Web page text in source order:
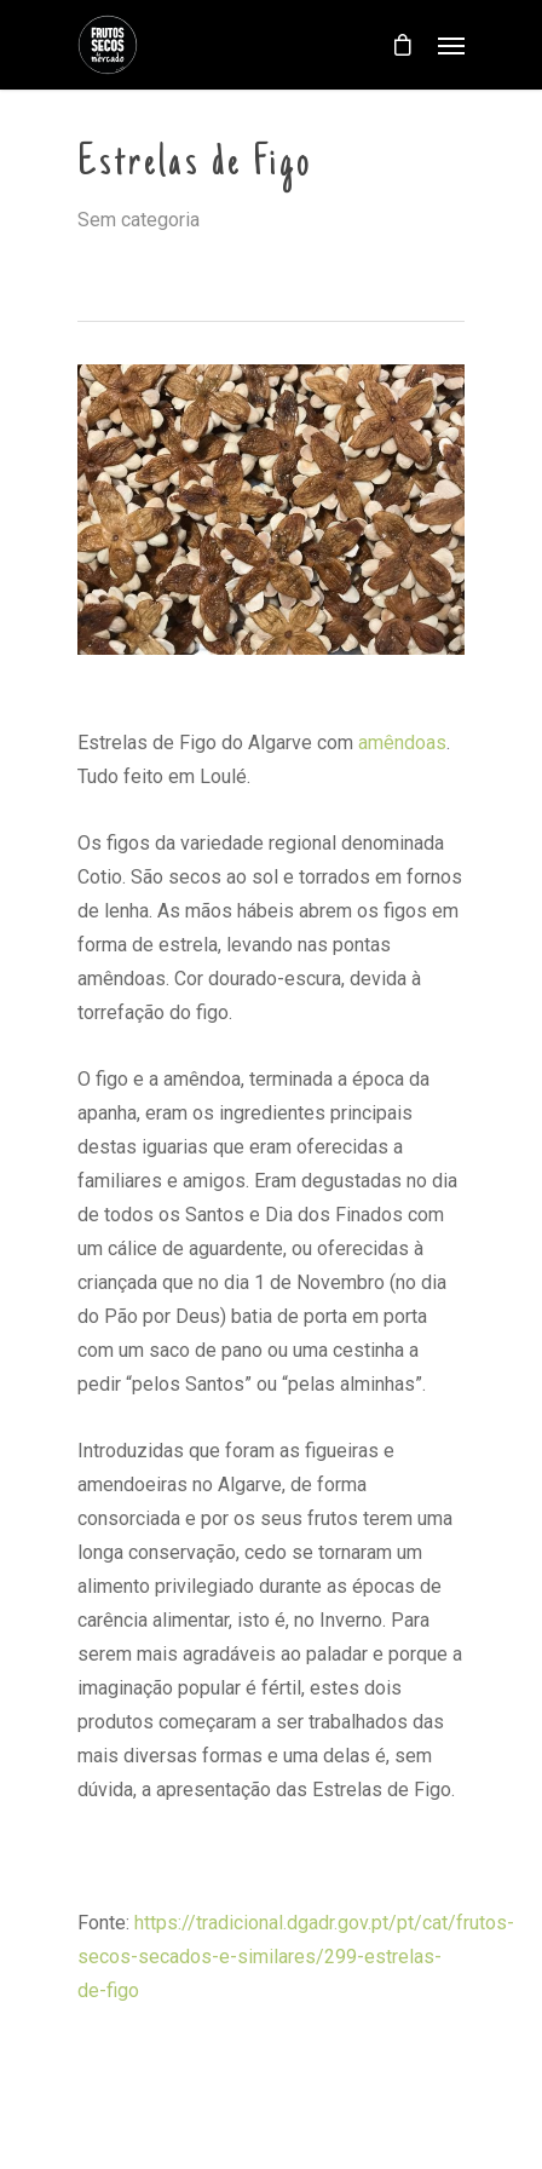
Estrelas de Figo
Sem categoria
Estrelas de Figo do Algarve com amêndoas.
Tudo feito em Loulé.
Os figos da variedade regional denominada
Cotio. São secos ao sol e torrados em fornos
de lenha. As mãos hábeis abrem os figos em
forma de estrela, levando nas pontas
amêndoas. Cor dourado-escura, devida à
torrefação do figo.
O figo e a amêndoa, terminada a época da
apanha, eram os ingredientes principais
destas iguarias que eram oferecidas a
familiares e amigos. Eram degustadas no dia
de todos os Santos e Dia dos Finados com
um cálice de aguardente, ou oferecidas à
criançada que no dia 1 de Novembro (no dia
do Pão por Deus) batia de porta em porta
com um saco de pano ou uma cestinha a
pedir “pelos Santos” ou “pelas alminhas”.
Introduzidas que foram as figueiras e
amendoeiras no Algarve, de forma
consorciada e por os seus frutos terem uma
longa conservação, cedo se tornaram um
alimento privilegiado durante as épocas de
carência alimentar, isto é, no Inverno. Para
serem mais agradáveis ao paladar e porque a
imaginação popular é fértil, estes dois
produtos começaram a ser trabalhados das
mais diversas formas e uma delas é, sem
dúvida, a apresentação das Estrelas de Figo.
Fonte: https://tradicional.dgadr.gov.pt/pt/cat/frutos-
secos-secados-e-similares/299-estrelas-
de-figo